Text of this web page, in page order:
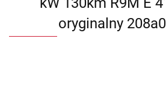
oryginalny